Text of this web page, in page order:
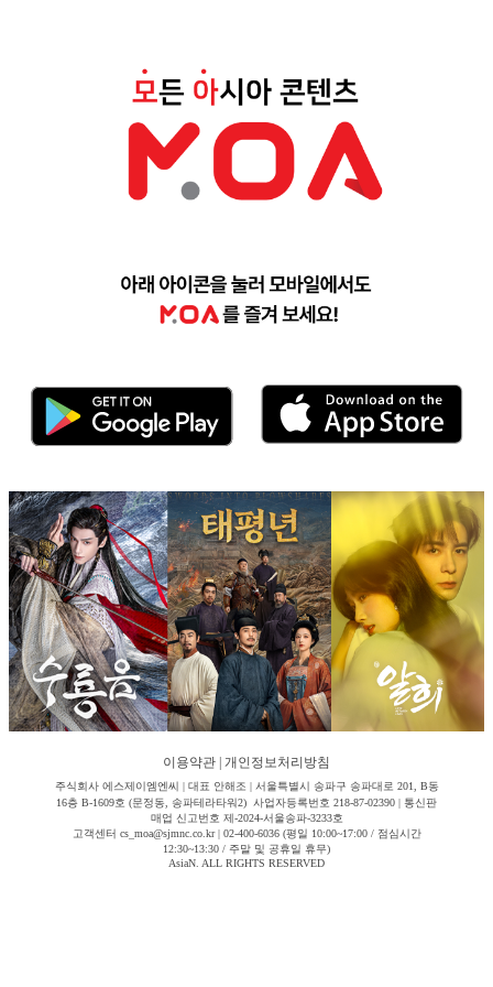
이용약관 개인정보처리방침
주식회사 에스제이엠엔씨 | 대표 안해조 | 서울특별시 송파구 송파대로 201, B동
16층 B-1609호 (문정동, 송파테라타워2) 사업자등록번호 218-87-02390 | 통신판
매업 신고번호 제-2024-서울송파-3233호
고객센터 cs_moa@sjmnc.co.kr | 02-400-6036 (평일 10:00~17:00 / 점심시간
12:30~13:30 / 주말 및 공휴일 휴무)
AsiaN. ALL RIGHTS RESERVED